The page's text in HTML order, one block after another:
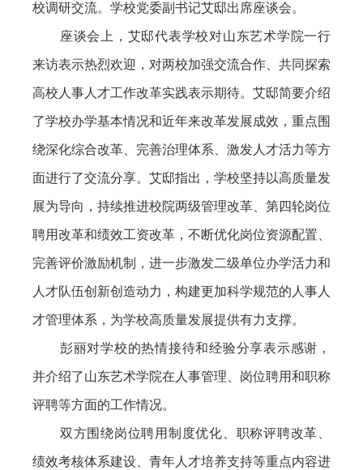
校调研交流。学校党委副书记艾邸出席座谈会。
座谈会上，艾邸代表学校对山东艺术学院一行
来访表示热烈欢迎，对两校加强交流合作、共同探索
高校人事人才工作改革实践表示期待。艾邸简要介绍
了学校办学基本情况和近年来改革发展成效，重点围
绕深化综合改革、完善治理体系、激发人才活力等方
面进行了交流分享。艾邸指出，学校坚持以高质量发
展为导向，持续推进校院两级管理改革、第四轮岗位
聘用改革和绩效工资改革，不断优化岗位资源配置、
完善评价激励机制，进一步激发二级单位办学活力和
人才队伍创新创造动力，构建更加科学规范的人事人
才管理体系，为学校高质量发展提供有力支撑。
彭丽对学校的热情接待和经验分享表示感谢，
并介绍了山东艺术学院在人事管理、岗位聘用和职称
评聘等方面的工作情况。
双方围绕岗位聘用制度优化、职称评聘改革、
绩效考核体系建设、青年人才培养支持等重点内容进